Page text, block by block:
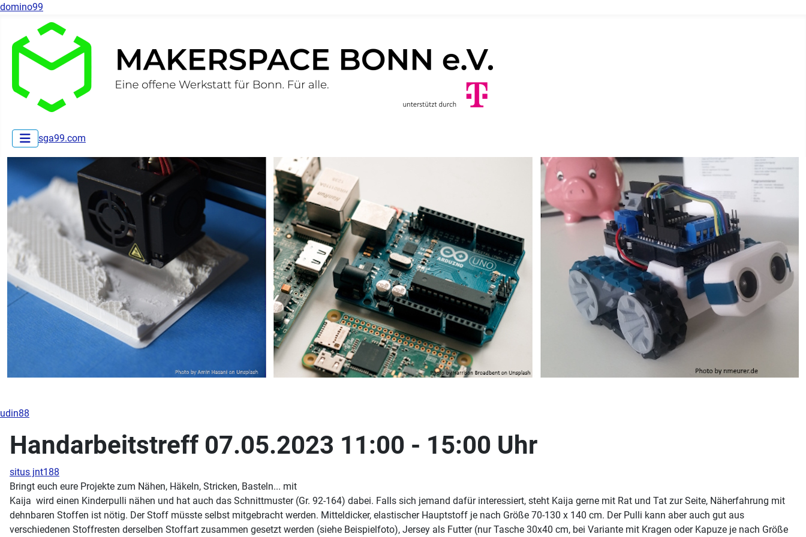
domino99
sga99.com
udin88
Handarbeitstreff 07.05.2023 11:00 - 15:00 Uhr
situs jnt188
Bringt euch eure Projekte zum Nähen, Häkeln, Stricken, Basteln... mit
Kaija wird einen Kinderpulli nähen und hat auch das Schnittmuster (Gr. 92-164) dabei. Falls sich jemand dafür interessiert, steht Kaija gerne mit Rat und Tat zur Seite, Näherfahrung mit
dehnbaren Stoffen ist nötig. Der Stoff müsste selbst mitgebracht werden. Mitteldicker, elastischer Hauptstoff je nach Größe 70-130 x 140 cm. Der Pulli kann aber auch gut aus
verschiedenen Stoffresten derselben Stoffart zusammen gesetzt werden (siehe Beispielfoto), Jersey als Futter (nur Tasche 30x40 cm, bei Variante mit Kragen oder Kapuze je nach Größe